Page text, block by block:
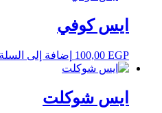
ايس كوفي
100,00 EGP إضافة إلى السلة
ايس شوكلت